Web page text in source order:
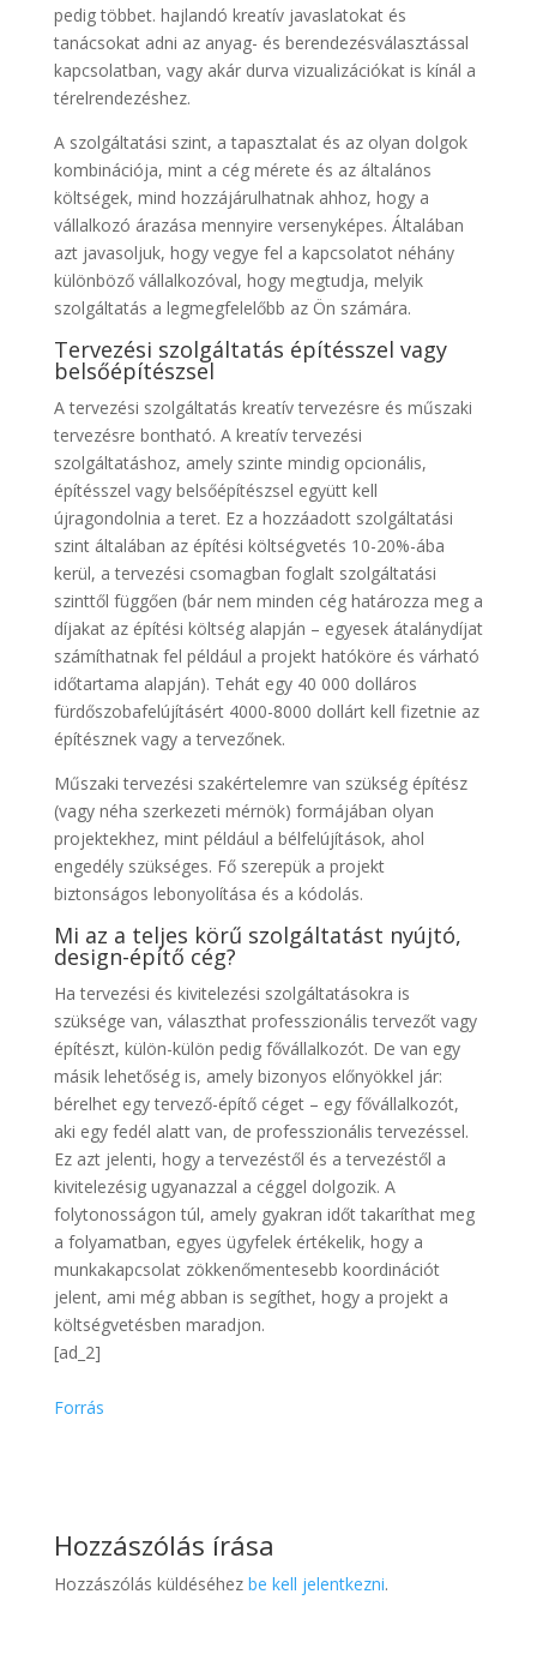
pedig többet. hajlandó kreatív javaslatokat és
tanácsokat adni az anyag- és berendezésválasztással
kapcsolatban, vagy akár durva vizualizációkat is kínál a
térelrendezéshez.
A szolgáltatási szint, a tapasztalat és az olyan dolgok
kombinációja, mint a cég mérete és az általános
költségek, mind hozzájárulhatnak ahhoz, hogy a
vállalkozó árazása mennyire versenyképes. Általában
azt javasoljuk, hogy vegye fel a kapcsolatot néhány
különböző vállalkozóval, hogy megtudja, melyik
szolgáltatás a legmegfelelőbb az Ön számára.
Tervezési szolgáltatás építésszel vagy
belsőépítészsel
A tervezési szolgáltatás kreatív tervezésre és műszaki
tervezésre bontható. A kreatív tervezési
szolgáltatáshoz, amely szinte mindig opcionális,
építésszel vagy belsőépítészsel együtt kell
újragondolnia a teret. Ez a hozzáadott szolgáltatási
szint általában az építési költségvetés 10-20%-ába
kerül, a tervezési csomagban foglalt szolgáltatási
szinttől függően (bár nem minden cég határozza meg a
díjakat az építési költség alapján – egyesek átalánydíjat
számíthatnak fel például a projekt hatóköre és várható
időtartama alapján). Tehát egy 40 000 dolláros
fürdőszobafelújításért 4000-8000 dollárt kell fizetnie az
építésznek vagy a tervezőnek.
Műszaki tervezési szakértelemre van szükség építész
(vagy néha szerkezeti mérnök) formájában olyan
projektekhez, mint például a bélfelújítások, ahol
engedély szükséges. Fő szerepük a projekt
biztonságos lebonyolítása és a kódolás.
Mi az a teljes körű szolgáltatást nyújtó,
design-építő cég?
Ha tervezési és kivitelezési szolgáltatásokra is
szüksége van, választhat professzionális tervezőt vagy
építészt, külön-külön pedig fővállalkozót. De van egy
másik lehetőség is, amely bizonyos előnyökkel jár:
bérelhet egy tervező-építő céget – egy fővállalkozót,
aki egy fedél alatt van, de professzionális tervezéssel.
Ez azt jelenti, hogy a tervezéstől és a tervezéstől a
kivitelezésig ugyanazzal a céggel dolgozik. A
folytonosságon túl, amely gyakran időt takaríthat meg
a folyamatban, egyes ügyfelek értékelik, hogy a
munkakapcsolat zökkenőmentesebb koordinációt
jelent, ami még abban is segíthet, hogy a projekt a
költségvetésben maradjon.
[ad_2]
Forrás
Hozzászólás írása
Hozzászólás küldéséhez be kell jelentkezni.